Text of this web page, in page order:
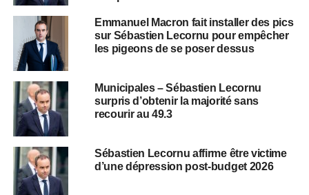
Emmanuel Macron fait installer des pics
sur Sébastien Lecornu pour empêcher
les pigeons de se poser dessus
Municipales – Sébastien Lecornu
surpris d’obtenir la majorité sans
recourir au 49.3
Sébastien Lecornu affirme être victime
d’une dépression post-budget 2026